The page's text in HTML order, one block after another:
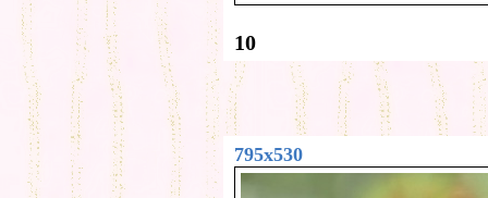
10
795x530